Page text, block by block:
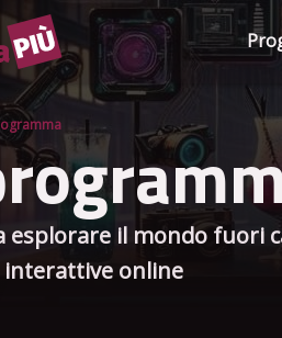
esplorare il mondo fuori
interattive online